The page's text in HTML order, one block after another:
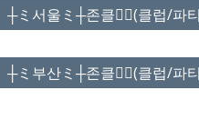
┼ミ서울ミ┼존클❤️‍🔥(클럽/파
┼ミ부산ミ┼존클❤️‍🔥(클럽/파